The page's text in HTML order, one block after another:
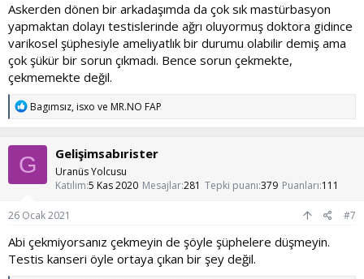
Askerden dönen bir arkadaşımda da çok sık mastürbasyon
yapmaktan dolayı testislerinde ağrı oluyormuş doktora gidince
varikosel şüphesiyle ameliyatlık bir durumu olabilir demiş ama
çok şükür bir sorun çıkmadı. Bence sorun çekmekte,
çekmemekte değil.
T
p
k
i
l
e
Bagımsız,isxo ve MR.NO FAP
G Gelişimsabırister
Uranüs Yolcusu
Katılım 5 Kas 2020 Mesajlar281 Tepki puanı 379 Puanları 111
26 Ocak 2021 #7
Abi çekmiyorsanız çekmeyin de şöyle şüphelere düşmeyin.
Testis kanseri öyle ortaya çıkan bir şey değil.